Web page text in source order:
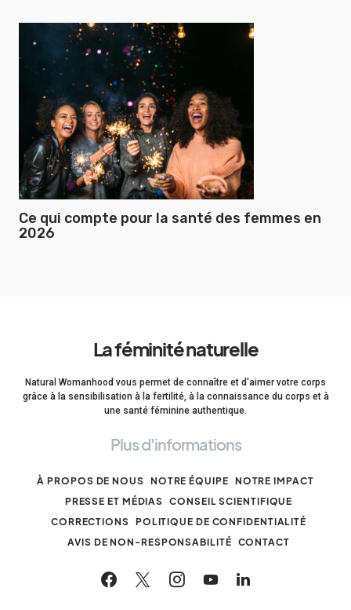
Ce qui compte pour la santé des femmes en
2026
La féminité naturelle
Natural Womanhood vous permet de connaître et d'aimer votre corps
grâce à la sensibilisation à la fertilité, à la connaissance du corps et à
une santé féminine authentique.
Plus d'informations
À PROPOS DE NOUS NOTRE ÉQUIPE NOTRE IMPACT
PRESSE ET MÉDIAS
CONSEIL SCIENTIFIQUE
CORRECTIONS POLITIQUE DE CONFIDENTIALITÉ
AVIS DE NON-RESPONSABILITÉ CONTACT